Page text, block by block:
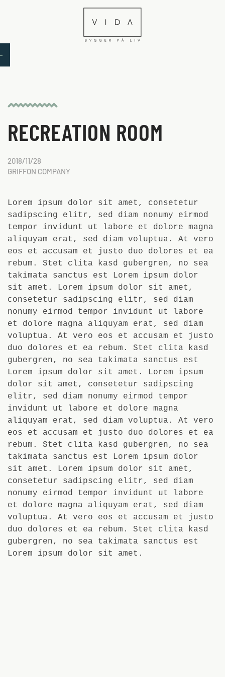
RECREATION ROOM
2018/11/28
GRIFFON COMPANY
Lorem ipsum dolor sit amet, consetetur
sadipscing elitr, sed diam nonumy eirmod
tempor invidunt ut labore et dolore magna
aliquyam erat, sed diam voluptua. At vero
eos et accusam et justo duo dolores et ea
rebum. Stet clita kasd gubergren, no sea
takimata sanctus est Lorem ipsum dolor
sit amet. Lorem ipsum dolor sit amet,
consetetur sadipscing elitr, sed diam
nonumy eirmod tempor invidunt ut labore
et dolore magna aliquyam erat, sed diam
voluptua. At vero eos et accusam et justo
duo dolores et ea rebum. Stet clita kasd
gubergren, no sea takimata sanctus est
Lorem ipsum dolor sit amet. Lorem ipsum
dolor sit amet, consetetur sadipscing
elitr, sed diam nonumy eirmod tempor
invidunt ut labore et dolore magna
aliquyam erat, sed diam voluptua. At vero
eos et accusam et justo duo dolores et ea
rebum. Stet clita kasd gubergren, no sea
takimata sanctus est Lorem ipsum dolor
sit amet. Lorem ipsum dolor sit amet,
consetetur sadipscing elitr, sed diam
nonumy eirmod tempor invidunt ut labore
et dolore magna aliquyam erat, sed diam
voluptua. At vero eos et accusam et justo
duo dolores et ea rebum. Stet clita kasd
gubergren, no sea takimata sanctus est
Lorem ipsum dolor sit amet.